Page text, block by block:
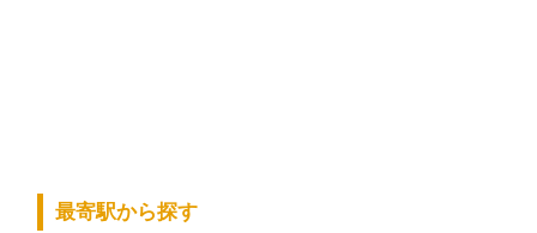
最寄駅から探す